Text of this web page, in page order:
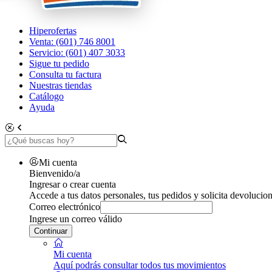
Hiperofertas
Venta: (601) 746 8001
Servicio: (601) 407 3033
Sigue tu pedido
Consulta tu factura
Nuestras tiendas
Catálogo
Ayuda
Mi cuenta
Bienvenido/a
Ingresar o crear cuenta
Accede a tus datos personales, tus pedidos y solicita
Correo electrónico
Ingrese un correo válido
Continuar
Mi cuenta
Aquí podrás consultar todos tus movimientos